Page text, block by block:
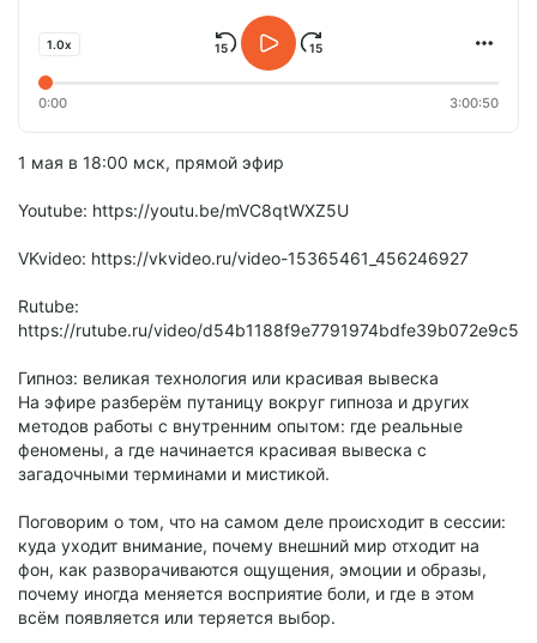
1.0x
0:00 3:00:50
1 мая в 18:00 мск, прямой эфир
Youtube: https://youtu.be/mVC8qtWXZ5U
VKvideo: https://vkvideo.ru/video-15365461_456246927
Rutube:
https://rutube.ru/video/d54b1188f9e7791974bdfe39b072e9c5
Гипноз: великая технология или красивая вывеска
На эфире разберём путаницу вокруг гипноза и других
методов работы с внутренним опытом: где реальные
феномены, а где начинается красивая вывеска с
загадочными терминами и мистикой.
Поговорим о том, что на самом деле происходит в сессии:
куда уходит внимание, почему внешний мир отходит на
фон, как разворачиваются ощущения, эмоции и образы,
почему иногда меняется восприятие боли, и где в этом
всём появляется или теряется выбор.